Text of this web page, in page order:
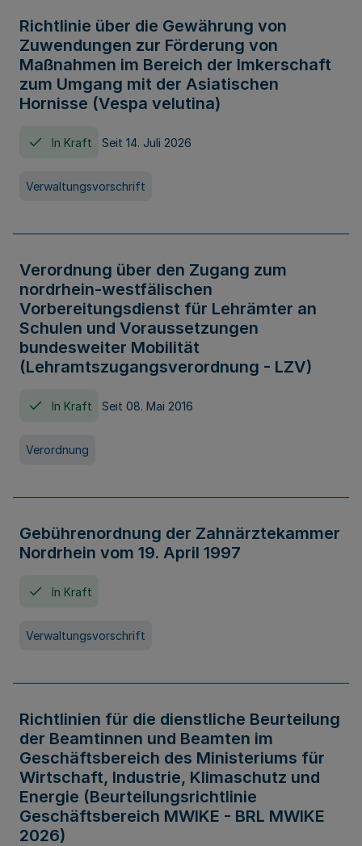
Richtlinie über die Gewährung von
Zuwendungen zur Förderung von
Maßnahmen im Bereich der Imkerschaft
zum Umgang mit der Asiatischen
Hornisse (Vespa velutina)
In Kraft Seit 14. Juli 2026
Verwaltungsvorschrift
Verordnung über den Zugang zum
nordrhein-westfälischen
Vorbereitungsdienst für Lehrämter an
Schulen und Voraussetzungen
bundesweiter Mobilität
(Lehramtszugangsverordnung - LZV)
In Kraft Seit 08. Mai 2016
Verordnung
Gebührenordnung der Zahnärztekammer
Nordrhein vom 19. April 1997
In Kraft
Verwaltungsvorschrift
Richtlinien für die dienstliche Beurteilung
der Beamtinnen und Beamten im
Geschäftsbereich des Ministeriums für
Wirtschaft, Industrie, Klimaschutz und
Energie (Beurteilungsrichtlinie
Geschäftsbereich MWIKE - BRL MWIKE
2026)